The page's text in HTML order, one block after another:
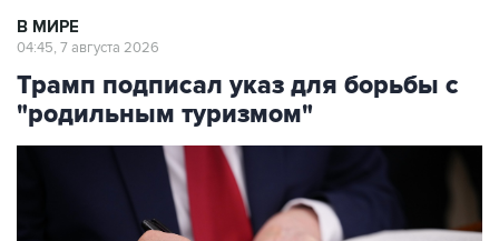
В МИРЕ
04:45, 7 августа 2026
Трамп подписал указ для борьбы с
"родильным туризмом"